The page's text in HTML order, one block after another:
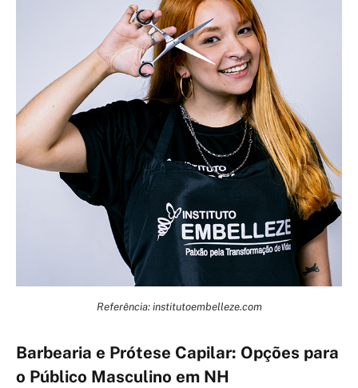
Referência: institutoembelleze.com
Barbearia e Prótese Capilar: Opções para
o Público Masculino em NH